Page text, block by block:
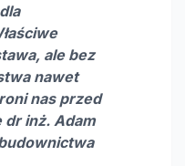
ale bez
nawet
nas przed
dr inż. Adam